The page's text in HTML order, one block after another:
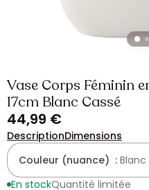
Vase Corps Féminin
17cm Blanc Cassé
44,99 €
DescriptionDimensions
Couleur (nuance) : Blanc
En stockQuantité limitée